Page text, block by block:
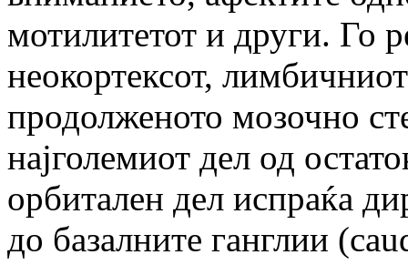
мотилитетот и други. Го
неокортексот,
продолженото мозочно
најголемиот дел од
орбитален дел испраќа
до базалните ганглии